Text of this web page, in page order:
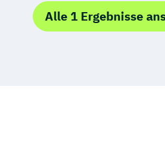
Alle 1 Ergebnisse